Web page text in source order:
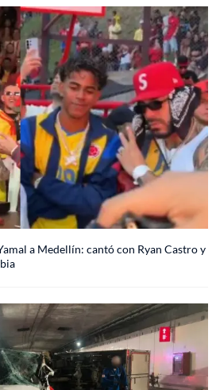
a Medellín: cantó con Ryan Castro y